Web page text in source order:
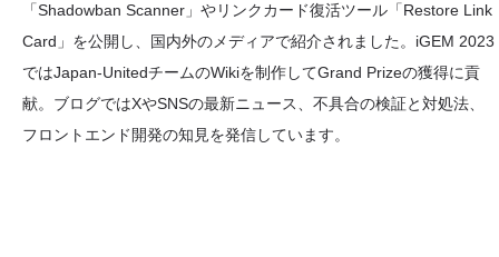
「Shadowban Scanner」やリンクカード復活ツール「Restore Link
Card」を公開し、国内外のメディアで紹介されました。iGEM 2023
ではJapan-UnitedチームのWikiを制作してGrand Prizeの獲得に貢
献。ブログではXやSNSの最新ニュース、不具合の検証と対処法、
フロントエンド開発の知見を発信しています。